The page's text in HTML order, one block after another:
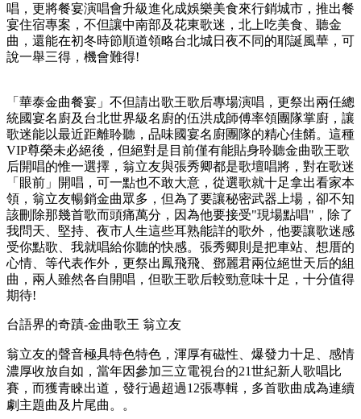
唱，更將餐宴演唱會升級進化成娛樂美食來行銷城市，推出餐
宴住宿專案，不但讓中南部及花東歌迷，北上吃美食、聽金
曲，還能在初冬時節順道領略台北城日夜不同的耶誕風華，可
說一舉三得，機會難得!
「華泰金曲餐宴」不但請出歌王歌后專場演唱，更祭出兩任總
統國宴名廚及台北世界級名廚的伍洪成師傅率領團隊掌廚，讓
歌迷能以最近距離聆聽，品味國宴名廚團隊的精心佳餚。這種
VIP尊榮未必絕後，但絕對是目前僅有能貼身聆聽金曲歌王歌
后開唱的惟一選擇，翁立友與張秀卿都是歌壇唱將，對在歌迷
「眼前」開唱，可一點也不敢大意，從選歌就十足拿出看家本
領，翁立友暢銷金曲眾多，但為了要讓秘密武器上場，卻不知
該刪除那幾首歌而頭痛萬分，因為他要接受"現場點唱"，除了
我問天、堅持、夜市人生這些耳熟能詳的歌外，他要讓歌迷感
受你點歌、我就唱給你聽的快感。張秀卿則是把車站、想厝的
心情、等代表作外，更祭出鳳飛飛、鄧麗君兩位絕世天后的組
曲，兩人雖然各自開唱，但歌王歌后較勁意味十足，十分值得
期待!
台語界的奇蹟-金曲歌王 翁立友
翁立友的聲音極具特色特色，渾厚有磁性、爆發力十足、感情
濃厚收放自如，當年因參加三立電視台的21世紀新人歌唱比
賽，而獲青睞出道， 發行過超過12張專輯，多首歌曲成為連續
劇主題曲及片尾曲。
。